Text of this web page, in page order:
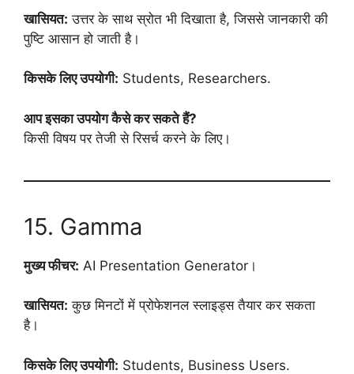
खासियत: उत्तर के साथ स्रोत भी दिखाता है, जिससे जानकारी की
पुष्टि आसान हो जाती है।
किसके लिए उपयोगी: Students, Researchers.
आप इसका उपयोग कैसे कर सकते हैं?
किसी विषय पर तेजी से रिसर्च करने के लिए।
15. Gamma
मुख्य फीचर: AI Presentation Generator।
खासियत: कुछ मिनटों में प्रोफेशनल स्लाइड्स तैयार कर सकता
है।
किसके लिए उपयोगी: Students, Business Users.